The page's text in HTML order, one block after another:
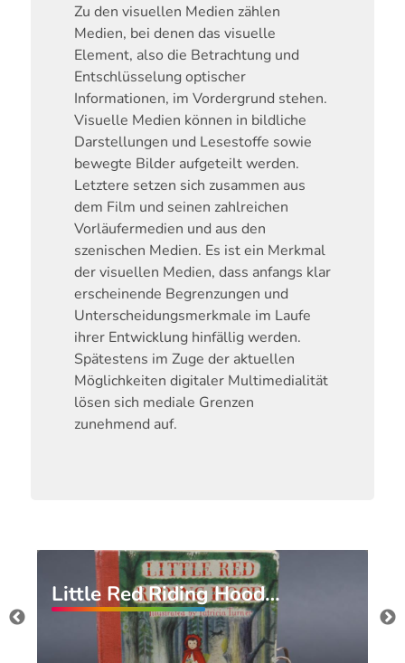
Zu den visuellen Medien zählen
Medien, bei denen das visuelle
Element, also die Betrachtung und
Entschlüsselung optischer
Informationen, im Vordergrund stehen.
Visuelle Medien können in bildliche
Darstellungen und Lesestoffe sowie
bewegte Bilder aufgeteilt werden.
Letztere setzen sich zusammen aus
dem Film und seinen zahlreichen
Vorläufermedien und aus den
szenischen Medien. Es ist ein Merkmal
der visuellen Medien, dass anfangs klar
erscheinende Begrenzungen und
Unterscheidungsmerkmale im Laufe
ihrer Entwicklung hinfällig werden.
Spätestens im Zuge der aktuellen
Möglichkeiten digitaler Multimedialität
lösen sich mediale Grenzen
zunehmend auf.
Little Red Riding Hood…